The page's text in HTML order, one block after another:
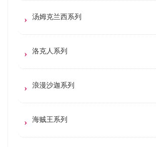
汤姆克兰西系列
洛克人系列
浪漫沙迦系列
海贼王系列